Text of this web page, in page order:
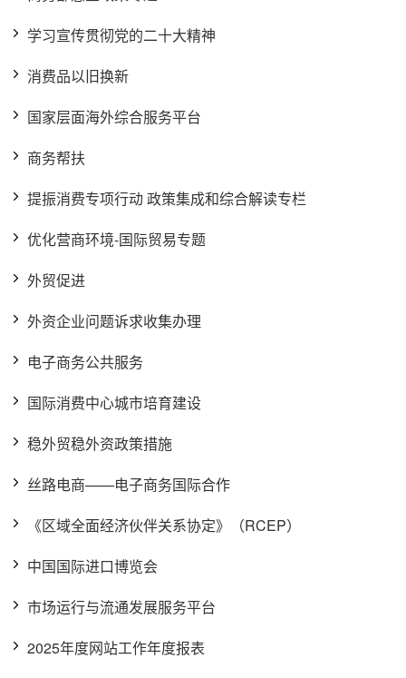
学习宣传贯彻党的二十大精神
消费品以旧换新
国家层面海外综合服务平台
商务帮扶
提振消费专项行动 政策集成和综合解读专栏
优化营商环境-国际贸易专题
外贸促进
外资企业问题诉求收集办理
电子商务公共服务
国际消费中心城市培育建设
稳外贸稳外资政策措施
丝路电商——电子商务国际合作
《区域全面经济伙伴关系协定》（RCEP）
中国国际进口博览会
市场运行与流通发展服务平台
2025年度网站工作年度报表